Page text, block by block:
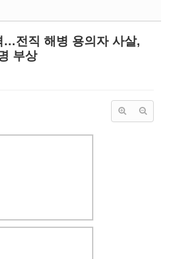
…전직 해병 용의자 사살,
부상